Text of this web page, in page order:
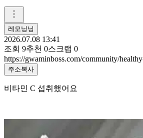
레모닝닝
2026.07.08 13:41
조회 9추천 0스크랩 0
https://gwaminboss.com/community/
주소복사
비타민 C 섭취했어요